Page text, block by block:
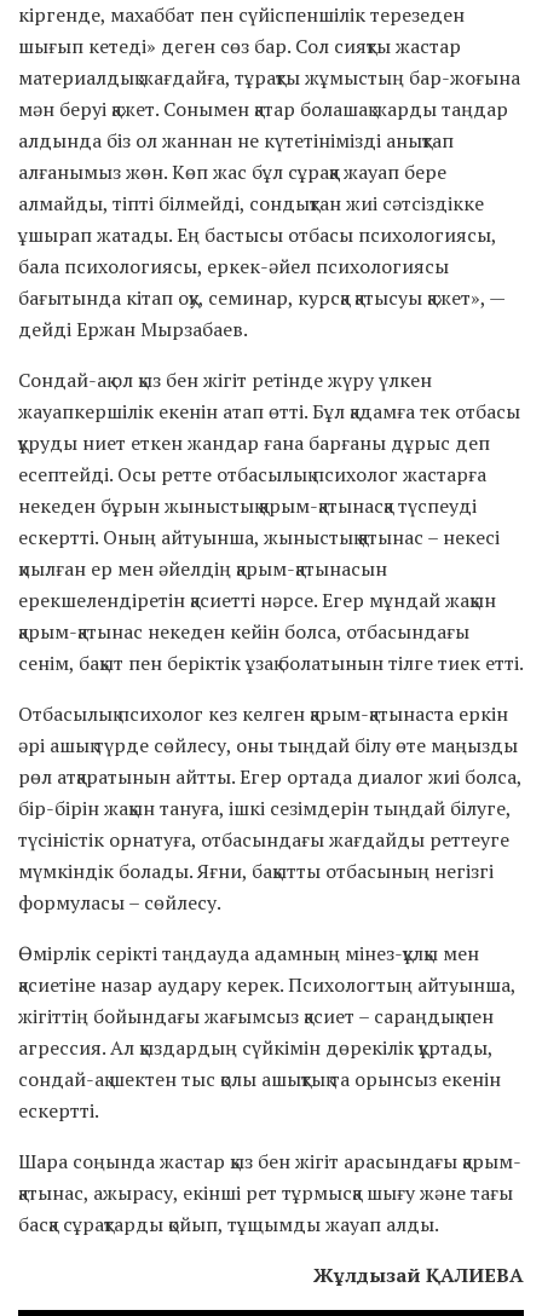
кіргенде, махаббат пен сүйіспеншілік терезеден
шығып кетеді» деген сөз бар. Сол сияқты жастар
материалдық жағдайға, тұрақты жұмыстың бар-жоғына
мән беруі қажет. Сонымен қатар болашақ жарды таңдар
алдында біз ол жаннан не күтетінімізді анықтап
алғанымыз жөн. Көп жас бұл сұраққа жауап бере
алмайды, тіпті білмейді, сондықтан жиі сәтсіздікке
ұшырап жатады. Ең бастысы отбасы психологиясы,
бала психологиясы, еркек-әйел психологиясы
бағытында кітап оқу, семинар, курсқа қатысуы қажет», —
дейді Ержан Мырзабаев.
Сондай-ақ ол қыз бен жігіт ретінде жүру үлкен
жауапкершілік екенін атап өтті. Бұл қадамға тек отбасы
құруды ниет еткен жандар ғана барғаны дұрыс деп
есептейді. Осы ретте отбасылық психолог жастарға
некеден бұрын жыныстық қарым-қатынасқа түспеуді
ескертті. Оның айтуынша, жыныстық қатынас – некесі
қиылған ер мен әйелдің қарым-қатынасын
ерекшелендіретін қасиетті нәрсе. Егер мұндай жақын
қарым-қатынас некеден кейін болса, отбасындағы
сенім, бақыт пен беріктік ұзақ болатынын тілге тиек етті.
Отбасылық психолог кез келген қарым-қатынаста еркін
әрі ашық түрде сөйлесу, оны тыңдай білу өте маңызды
рөл атқаратынын айтты. Егер ортада диалог жиі болса,
бір-бірін жақын тануға, ішкі сезімдерін тыңдай білуге,
түсіністік орнатуға, отбасындағы жағдайды реттеуге
мүмкіндік болады. Яғни, бақытты отбасының негізгі
формуласы – сөйлесу.
Өмірлік серікті таңдауда адамның мінез-құлқы мен
қасиетіне назар аудару керек. Психологтың айтуынша,
жігіттің бойындағы жағымсыз қасиет – сараңдық пен
агрессия. Ал қыздардың сүйкімін дөрекілік құртады,
сондай-ақ шектен тыс қолы ашықтық та орынсыз екенін
ескертті.
Шара соңында жастар қыз бен жігіт арасындағы қарым-
қатынас, ажырасу, екінші рет тұрмысқа шығу және тағы
басқа сұрақтарды қойып, тұщымды жауап алды.
Жұлдызай ҚАЛИЕВА